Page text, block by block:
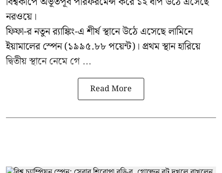
নরওয়ে।
ফিফা-র নতুন র‍্যাঙ্কিং-এ শীর্ষ স্থানে উঠে এসেছে লামিনে
ইয়ামালের স্পেন (১৯৯৫.৮৮ পয়েন্ট)। প্রথম স্থান হারিয়ে
দ্বিতীয় স্থানে নেমে গে ...
Read More